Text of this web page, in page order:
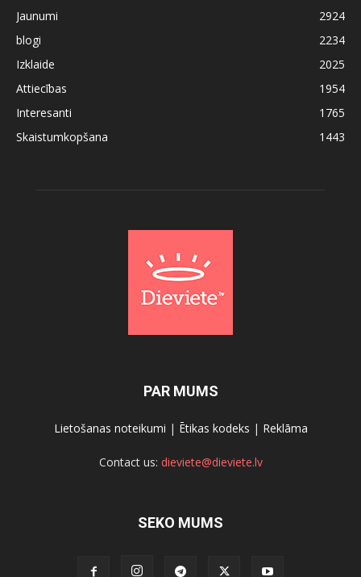
Jaunumi
2924
blogi
2234
Izklaide
2025
Attiecības
1954
Interesanti
1765
Skaistumkopšana
1443
PAR MUMS
Lietošanas noteikumi | Ētikas kodeks | Reklāma
Contact us: dieviete@dieviete.lv
SEKO MUMS